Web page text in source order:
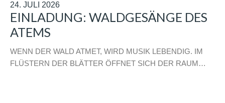
24. JULI 2026
EINLADUNG: WALDGESÄNGE DES
ATEMS
WENN DER WALD ATMET, WIRD MUSIK LEBENDIG. IM
FLÜSTERN DER BLÄTTER ÖFFNET SICH DER RAUM…